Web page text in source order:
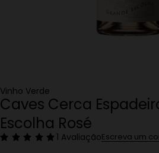
Vinho Verde
Caves Cerca
Escolha Rosé
1 AvaliaçãoEscreva um